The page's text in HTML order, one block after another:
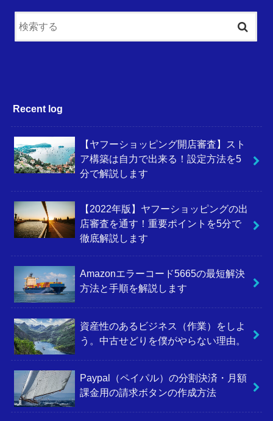
Recent log
【ヤフーショッピング開店審査】スト
ア構築は自力で出来る！設定方法を5
分で解説します
【2022年版】ヤフーショッピングの出
店審査を通す！重要ポイントを5分で
徹底解説します
Amazonエラーコード5665の最短解決
方法と手順を解説します
資産性のあるビジネス（作業）をしよ
う。中古せどりを僕がやらない理由。
Paypal（ペイパル）の分割決済・月額
課金用の請求ボタンの作成方法